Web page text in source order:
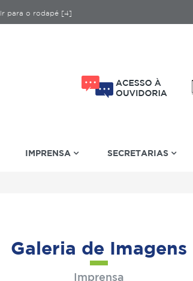
Ir para o rodapé [4]
IMPRENSA SECRETARIAS
Galeria de Imagens
Imprensa